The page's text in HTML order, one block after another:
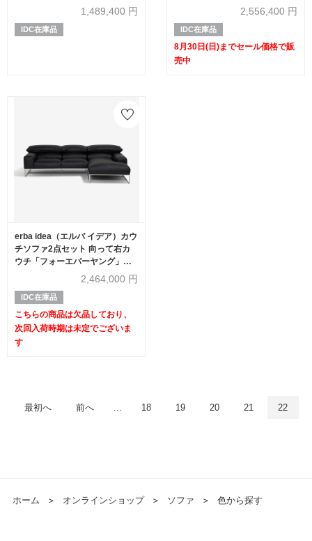
1,489,400 円
IDC在庫品
ール対象品のため60%OFF】
2,556,400 円
IDC在庫品
8月30日(日)までセール価格で販
売中
erba idea（エルバ イデア）カウ
チソファ2点セット 向って右カ
ウチ「フォーエバーヤング」幅
250cm 革#C ブラック色【次回
2,464,000 円
IDC在庫品
こちらの商品は欠品しており、
次回入荷時期は未定でございま
す
最初へ 前へ 18 19 20 21 22
ホーム ＞ オンラインショップ ＞ ソファ ＞ 色から探す